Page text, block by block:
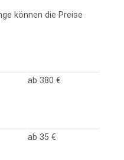
können die Preise
ab 380 €
ab 35 €